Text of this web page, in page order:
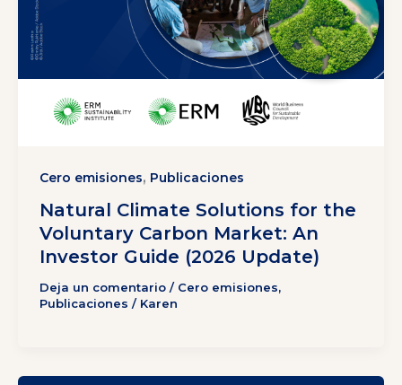
Cero emisiones, Publicaciones
Natural Climate Solutions for the
Voluntary Carbon Market: An
Investor Guide (2026 Update)
Deja un comentario / Cero emisiones,
Publicaciones / Karen